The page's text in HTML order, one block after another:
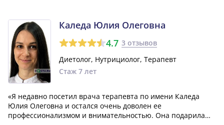
что мне было интересно.»Каледа Юлия Олеговна
4.7 3 отзывов
Диетолог, Нутрициолог, Терапевт
Стаж 7 лет
«Я недавно посетил врача терапевта по имени Каледа
Юлия Олеговна и остался очень доволен ее
профессионализмом и внимательностью. Она подарила